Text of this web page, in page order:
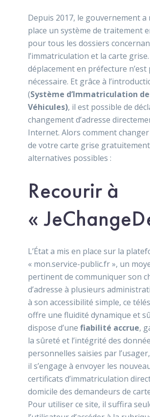
Depuis 2017, le gouvernement a
place un système de traitement
pour tous les dossiers
l’immatriculation et la carte
déplacement en préfecture n’est
nécessaire. Et grâce à
(Système d’Immatriculation
Véhicules), il est possible de
changement d’adresse
Internet. Alors comment changer
de votre carte grise gratuitement
alternatives possibles :
Recourir à
«
L’État a mis en place sur la
« mon.service-public.fr », un
pertinent de communiquer son
d’adresse à plusieurs
à son accessibilité simple, ce
offre une fluidité dynamique et
dispose d’unefiabilité accrue,
la sûreté et l’intégrité des
personnelles saisies par
il s’engage à envoyer les
certificats d’immatriculation
domicile des demandeurs de
Pour utiliser ce site, il suffira